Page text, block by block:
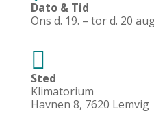
Dato & Tid
Ons d. 19. – tor d. 20

Sted
Klimatorium
Havnen 8, 7620 Lemvig